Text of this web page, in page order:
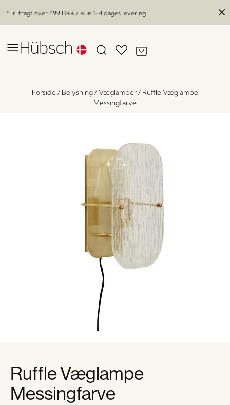
*Fri fragt over 499 DKK / Kun 1-4 dages levering
Forside/ Belysning/Væglamper/ Ruffle Væglampe
Messingfarve
Ruffle Væglampe
Messingfarve